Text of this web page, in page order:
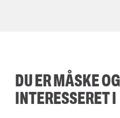
DU ER MÅSKE
INTERESSERET I